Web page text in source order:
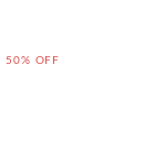
50% OFF